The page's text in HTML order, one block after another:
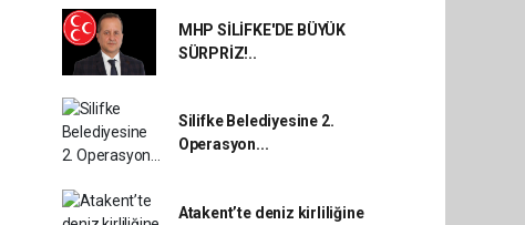
MHP SİLİFKE'DE BÜYÜK
SÜRPRİZ!..
Silifke Belediyesine 2.
Operasyon...
Atakent’te deniz kirliliğine